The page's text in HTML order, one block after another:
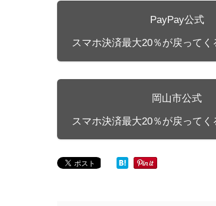
PayPay公式
スマホ決済最大20％が戻って
岡山市公式
スマホ決済最大20％が戻って